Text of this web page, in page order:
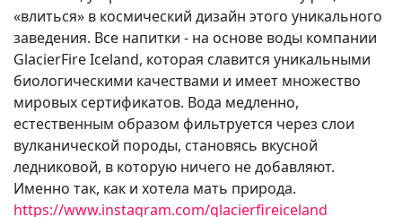
«влиться» в космический дизайн этого уникального
заведения. Все напитки - на основе воды компании
GlacierFire Iceland, которая славится уникальными
биологическими качествами и имеет множество
мировых сертификатов. Вода медленно,
естественным образом фильтруется через слои
вулканической породы, становясь вкусной
ледниковой, в которую ничего не добавляют.
Именно так, как и хотела мать природа.
https://www.instagram.com/glacierfireiceland